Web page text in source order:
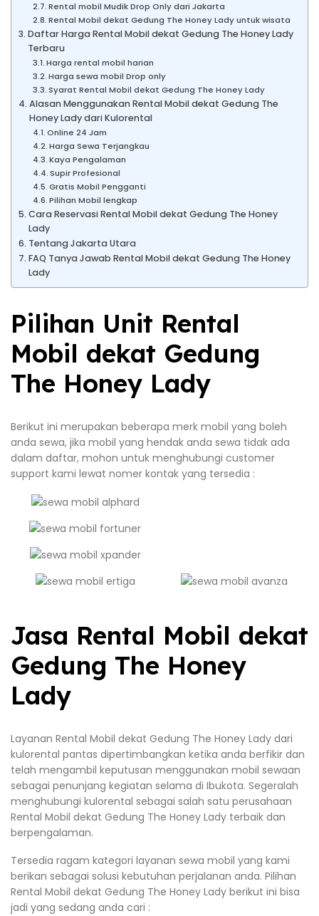
Rental mobil Mudik Drop Only dari Jakarta
Rental Mobil dekat Gedung The Honey Lady untuk wisata
Daftar Harga Rental Mobil dekat Gedung The Honey Lady
Terbaru
Harga rental mobil harian
Harga sewa mobil Drop only
Syarat Rental Mobil dekat Gedung The Honey Lady
Alasan Menggunakan Rental Mobil dekat Gedung The
Honey Lady dari Kulorental
Online 24 Jam
Harga Sewa Terjangkau
Kaya Pengalaman
Supir Profesional
Gratis Mobil Pengganti
Pilihan Mobil lengkap
Cara Reservasi Rental Mobil dekat Gedung The Honey
Lady
Tentang Jakarta Utara
FAQ Tanya Jawab Rental Mobil dekat Gedung The Honey
Lady
Pilihan Unit Rental
Mobil dekat Gedung
The Honey Lady
Berikut ini merupakan beberapa merk mobil yang boleh
anda sewa, jika mobil yang hendak anda sewa tidak ada
dalam daftar, mohon untuk menghubungi customer
support kami lewat nomer kontak yang tersedia :
Jasa Rental Mobil dekat
Gedung The Honey
Lady
Layanan Rental Mobil dekat Gedung The Honey Lady dari
kulorental pantas dipertimbangkan ketika anda berfikir dan
telah mengambil keputusan menggunakan mobil sewaan
sebagai penunjang kegiatan selama di Ibukota. Segeralah
menghubungi kulorental sebagai salah satu perusahaan
Rental Mobil dekat Gedung The Honey Lady terbaik dan
berpengalaman.
Tersedia ragam kategori layanan sewa mobil yang kami
berikan sebagai solusi kebutuhan perjalanan anda. Pilihan
Rental Mobil dekat Gedung The Honey Lady berikut ini bisa
jadi yang sedang anda cari :